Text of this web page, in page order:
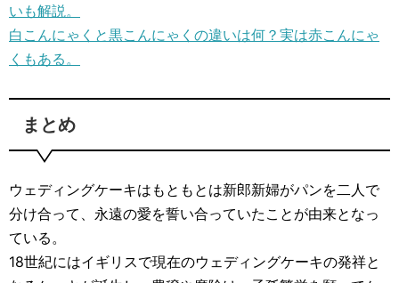
いも解説。
白こんにゃくと黒こんにゃくの違いは何？実は赤こんにゃ
くもある。
まとめ
ウェディングケーキはもともとは新郎新婦がパンを二人で
分け合って、永遠の愛を誓い合っていたことが由来となっ
ている。
18世紀にはイギリスで現在のウェディングケーキの発祥と